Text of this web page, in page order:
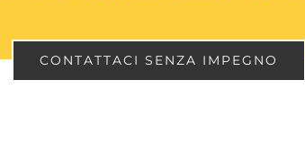
CONTATTACI SENZA IMPEGNO